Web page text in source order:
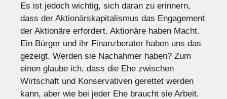
Es ist jedoch wichtig, sich daran zu erinnern,
dass der Aktionärskapitalismus das Engagement
der Aktionäre erfordert. Aktionäre haben Macht.
Ein Bürger und ihr Finanzberater haben uns das
gezeigt. Werden sie Nachahmer haben? Zum
einen glaube ich, dass die Ehe zwischen
Wirtschaft und Konservativen gerettet werden
kann, aber wie bei jeder Ehe braucht sie Arbeit.